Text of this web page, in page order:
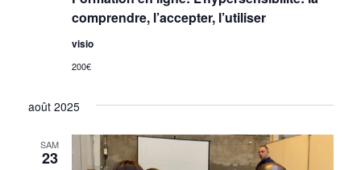
comprendre, l’accepter, l’utiliser
visio
200€
août 2025
SAM
23